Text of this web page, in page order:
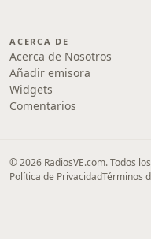
ACERCA DE
Acerca de Nosotros
Añadir emisora
Widgets
Comentarios
© 2026 RadiosVE.com. Todos
Política de PrivacidadTérminos